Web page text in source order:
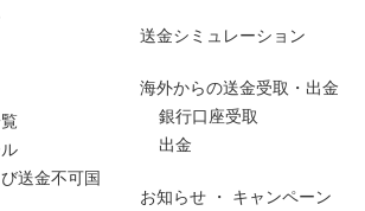
送金不可国
送金シミュレーション
海外からの送金受取・出金
銀行口座受取
出金
お知らせ ・ キャンペーン